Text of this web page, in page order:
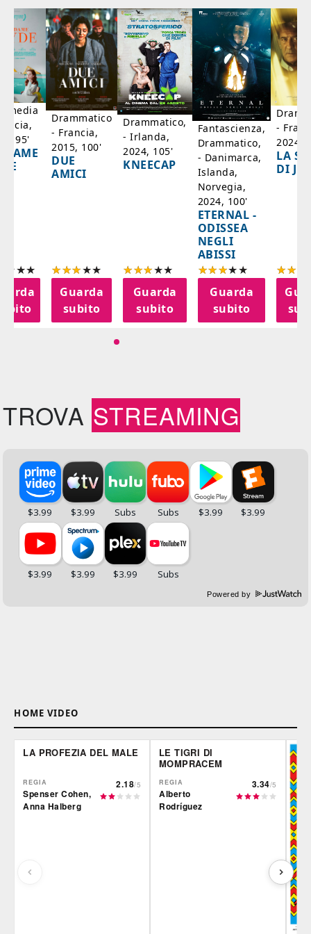
95'
Drammatico
- Francia,
2015, 100'
DUE
AMICI
Guarda
subito
Drammatico,
- Irlanda,
2024, 105'
KNEECAP
Guarda
subito
Fantascienza,
Drammatico,
- Danimarca,
Islanda,
Norvegia,
2024, 100'
ETERNAL -
ODISSEA
NEGLI
ABISSI
Guarda
subito
-
2024,
LA
DI
TROVA STREAMING
Powered by
HOME VIDEO
LA PROFEZIA DEL MALE
REGIA
Spenser Cohen,
Anna Halberg
2.18/5
LE TIGRI DI
MOMPRACEM
REGIA
Alberto
Rodríguez
3.34/5